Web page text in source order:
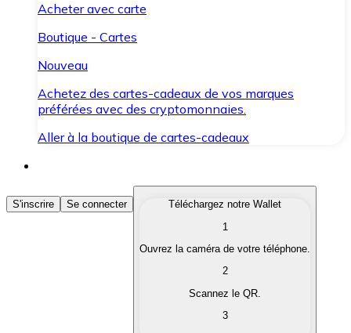
Acheter avec carte
Boutique - Cartes
Nouveau
Achetez des cartes-cadeaux de vos marques
préférées avec des cryptomonnaies.
Aller à la boutique de cartes-cadeaux
Acheter des Cryptomonnaies
Achetez les cryptomonnaies qui vous intéressent
Convertissez vos cryptomonnaies en monnaie
S'inscrire Se connecter
Téléchargez notre Wallet
1
Ouvrez la caméra de votre téléphone.
2
Scannez le QR.
3